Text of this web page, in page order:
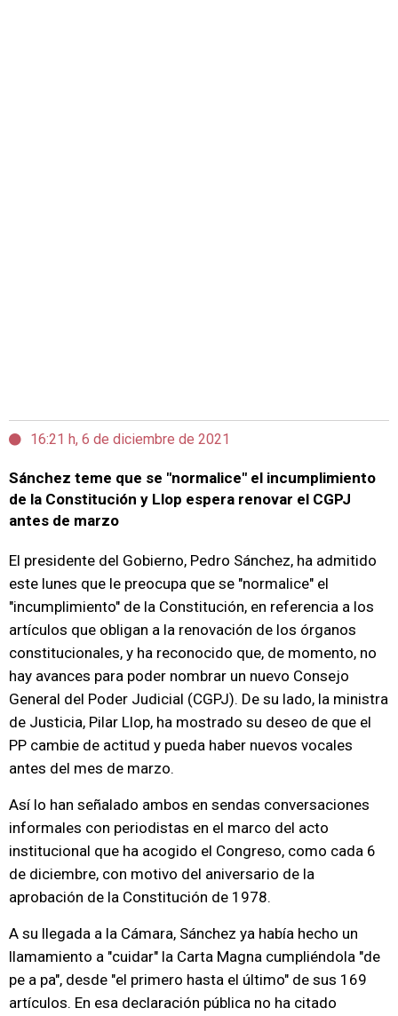
16:21 h, 6 de diciembre de 2021
Sánchez teme que se "normalice" el incumplimiento
de la Constitución y Llop espera renovar el CGPJ
antes de marzo
El presidente del Gobierno, Pedro Sánchez, ha admitido
este lunes que le preocupa que se "normalice" el
"incumplimiento" de la Constitución, en referencia a los
artículos que obligan a la renovación de los órganos
constitucionales, y ha reconocido que, de momento, no
hay avances para poder nombrar un nuevo Consejo
General del Poder Judicial (CGPJ). De su lado, la ministra
de Justicia, Pilar Llop, ha mostrado su deseo de que el
PP cambie de actitud y pueda haber nuevos vocales
antes del mes de marzo.
Así lo han señalado ambos en sendas conversaciones
informales con periodistas en el marco del acto
institucional que ha acogido el Congreso, como cada 6
de diciembre, con motivo del aniversario de la
aprobación de la Constitución de 1978.
A su llegada a la Cámara, Sánchez ya había hecho un
llamamiento a "cuidar" la Carta Magna cumpliéndola "de
pe a pa", desde "el primero hasta el último" de sus 169
artículos. En esa declaración pública no ha citado